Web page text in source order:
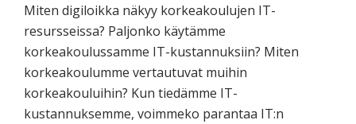
Miten digiloikka näkyy korkeakoulujen IT-
resursseissa? Paljonko käytämme
korkeakoulussamme IT-kustannuksiin? Miten
korkeakoulumme vertautuvat muihin
korkeakouluihin? Kun tiedämme IT-
kustannuksemme, voimmeko parantaa IT:n